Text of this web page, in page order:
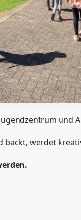
und
werdet